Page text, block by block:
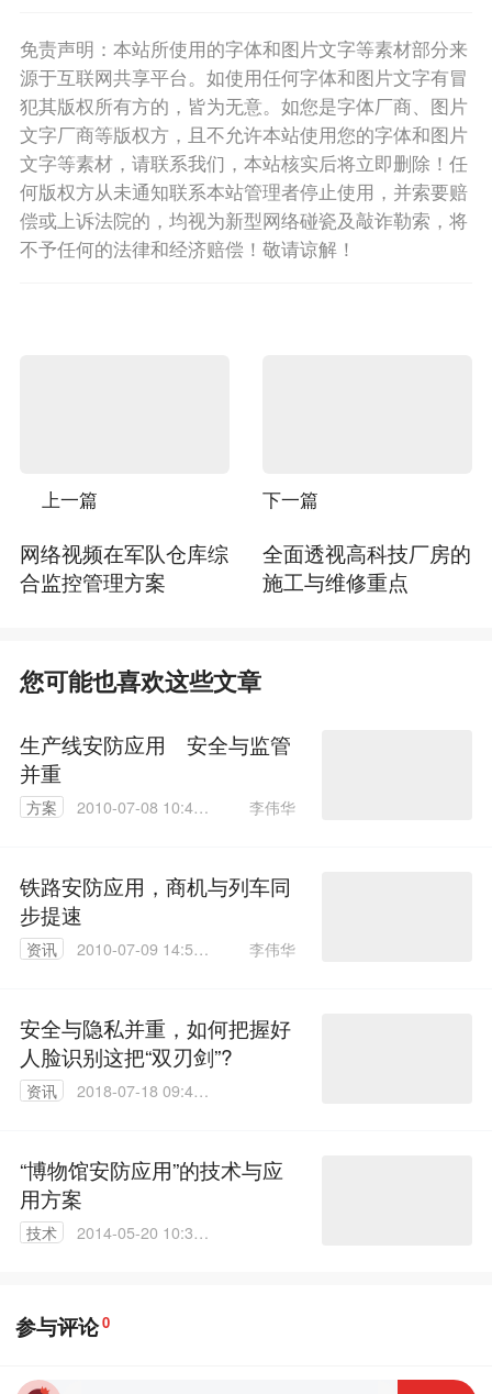
免责声明：本站所使用的字体和图片文字等素材部分来
源于互联网共享平台。如使用任何字体和图片文字有冒
犯其版权所有方的，皆为无意。如您是字体厂商、图片
文字厂商等版权方，且不允许本站使用您的字体和图片
文字等素材，请联系我们，本站核实后将立即删除！任
何版权方从未通知联系本站管理者停止使用，并索要赔
偿或上诉法院的，均视为新型网络碰瓷及敲诈勒索，将
不予任何的法律和经济赔偿！敬请谅解！
上一篇
网络视频在军队仓库综
合监控管理方案
下一篇
全面透视高科技厂房的
施工与维修重点
您可能也喜欢这些文章
生产线安防应用 安全与监管
并重
方案
2010-07-08 10:47:
李伟华
铁路安防应用，商机与列车同
步提速
资讯
2010-07-09 14:57:
李伟华
安全与隐私并重，如何把握好
人脸识别这把“双刃剑”?
资讯
2018-07-18 09:41:
“博物馆安防应用”的技术与应
用方案
技术
2014-05-20 10:30:
参与评论0